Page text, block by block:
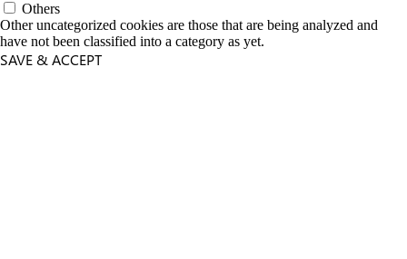
Others
Other uncategorized cookies are those that are being analyzed and
have not been classified into a category as yet.
SAVE & ACCEPT